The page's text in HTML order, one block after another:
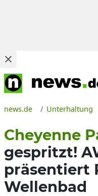
news.de Unterhaltung
Cheyenne
gespritzt!
präsentiert
Wellenbad